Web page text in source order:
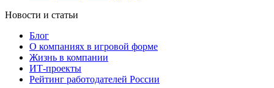
Новости и статьи
Блог
О компаниях в игровой форме
Жизнь в компании
ИТ-проекты
Рейтинг работодателей России